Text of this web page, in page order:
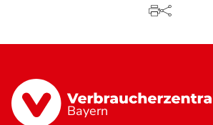
Bayern